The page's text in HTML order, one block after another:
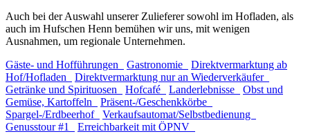
Auch bei der Auswahl unserer Zulieferer sowohl im Hofladen, als
auch im Hufschen Henn bemühen wir uns, mit wenigen
Ausnahmen, um regionale Unternehmen.
Gäste- und Hofführungen
Gastronomie
Direktvermarktung ab
Hof/Hofladen
Direktvermarktung nur an Wiederverkäufer
Getränke und Spirituosen
Hofcafé Landerlebnisse
Obst und
Gemüse, Kartoffeln
Präsent-/Geschenkkörbe
Spargel-/Erdbeerhof
Verkaufsautomat/Selbstbedienung
Genusstour #1
Erreichbarkeit mit ÖPNV